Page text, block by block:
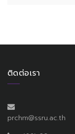
ติดต่อเรา
prchm@ssru.ac.th